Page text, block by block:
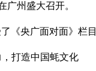
广州盛大召开。
央广面对面》栏目